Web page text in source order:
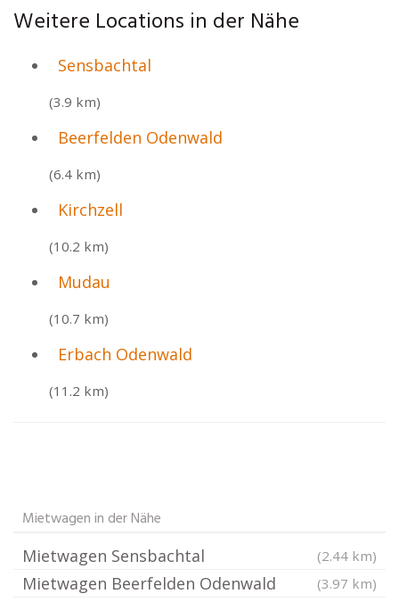
Weitere Locations in der Nähe
Sensbachtal
(3.9 km)
Beerfelden Odenwald
(6.4 km)
Kirchzell
(10.2 km)
Mudau
(10.7 km)
Erbach Odenwald
(11.2 km)
Mietwagen in der Nähe
Mietwagen Sensbachtal (2.44 km)
Mietwagen Beerfelden Odenwald (3.97 km)